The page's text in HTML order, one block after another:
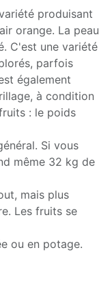
produisant
orange. La peau
C'est une variété
parfois
également
à condition
: le poids
Si vous
même 32 kg de
mais plus
Les fruits se
ou en potage.